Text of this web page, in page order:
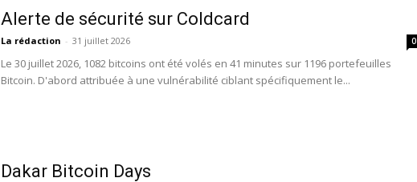
Alerte de sécurité sur Coldcard
La rédaction - 31 juillet 2026 0
Le 30 juillet 2026, 1082 bitcoins ont été volés en 41 minutes sur 1196 portefeuilles
Bitcoin. D'abord attribuée à une vulnérabilité ciblant spécifiquement le...
Dakar Bitcoin Days